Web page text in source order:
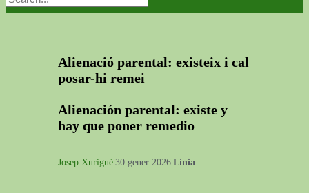
Alienació parental: existeix i cal
posar-hi remei
Alienación parental: existe y
hay que poner remedio
Josep Xurigué |30 gener 2026| Línia